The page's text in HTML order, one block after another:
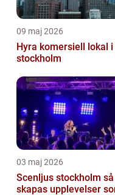
09 maj 2026
Hyra komersiell lokal i
stockholm
03 maj 2026
Scenljus stockholm så
skapas upplevelser